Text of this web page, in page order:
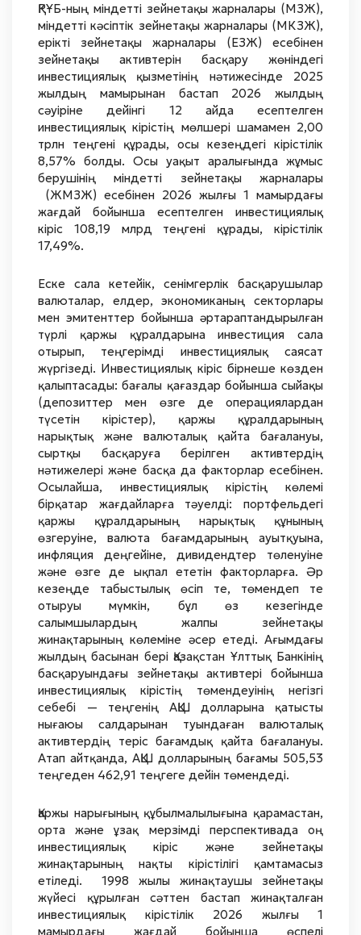
ҚРҰБ-ның міндетті зейнетақы жарналары (МЗЖ),
міндетті кәсіптік зейнетақы жарналары (МКЗЖ),
ерікті зейнетақы жарналары (ЕЗЖ) есебінен
зейнетақы активтерін басқару жөніндегі
инвестициялық қызметінің нәтижесінде 2025
жылдың мамырынан бастап 2026 жылдың
сәуіріне дейінгі 12 айда есептелген
инвестициялық кірістің мөлшері шамамен 2,00
трлн теңгені құрады, осы кезеңдегі кірістілік
8,57% болды. Осы уақыт аралығында жұмыс
берушінің міндетті зейнетақы жарналары
(ЖМЗЖ) есебінен 2026 жылғы 1 мамырдағы
жағдай бойынша есептелген инвестициялық
кіріс 108,19 млрд теңгені құрады, кірістілік
17,49%.
Еске сала кетейік, сенімгерлік басқарушылар
валюталар, елдер, экономиканың секторлары
мен эмитенттер бойынша әртараптандырылған
түрлі қаржы құралдарына инвестиция сала
отырып, теңгерімді инвестициялық саясат
жүргізеді. Инвестициялық кіріс бірнеше көзден
қалыптасады: бағалы қағаздар бойынша сыйақы
(депозиттер мен өзге де операциялардан
түсетін кірістер), қаржы құралдарының
нарықтық және валюталық қайта бағалануы,
сыртқы басқаруға берілген активтердің
нәтижелері және басқа да факторлар есебінен.
Осылайша, инвестициялық кірістің көлемі
бірқатар жағдайларға тәуелді: портфельдегі
қаржы құралдарының нарықтық құнының
өзгеруіне, валюта бағамдарының ауытқуына,
инфляция деңгейіне, дивидендтер төленуіне
және өзге де ықпал ететін факторларға. Әр
кезеңде табыстылық өсіп те, төмендеп те
отыруы мүмкін, бұл өз кезегінде
салымшылардың жалпы зейнетақы
жинақтарының көлеміне әсер етеді. Ағымдағы
жылдың басынан бері Қазақстан Ұлттық Банкінің
басқаруындағы зейнетақы активтері бойынша
инвестициялық кірістің төмендеуінің негізгі
себебі — теңгенің АҚШ долларына қатысты
нығаюы салдарынан туындаған валюталық
активтердің теріс бағамдық қайта бағалануы.
Атап айтқанда, АҚШ долларының бағамы 505,53
теңгеден 462,91 теңгеге дейін төмендеді.
Қаржы нарығының құбылмалылығына қарамастан,
орта және ұзақ мерзімді перспективада оң
инвестициялық кіріс және зейнетақы
жинақтарының нақты кірістілігі қамтамасыз
етіледі. 1998 жылы жинақтаушы зейнетақы
жүйесі құрылған сәттен бастап жинақталған
инвестициялық кірістілік 2026 жылғы 1
мамырдағы жағдай бойынша өспелі